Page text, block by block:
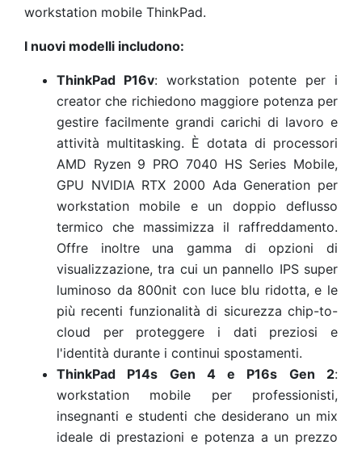
workstation mobile ThinkPad.
I nuovi modelli includono:
ThinkPad P16v: workstation potente per i
creator che richiedono maggiore potenza per
gestire facilmente grandi carichi di lavoro e
attività multitasking. È dotata di processori
AMD Ryzen 9 PRO 7040 HS Series Mobile,
GPU NVIDIA RTX 2000 Ada Generation per
workstation mobile e un doppio deflusso
termico che massimizza il raffreddamento.
Offre inoltre una gamma di opzioni di
visualizzazione, tra cui un pannello IPS super
luminoso da 800nit con luce blu ridotta, e le
più recenti funzionalità di sicurezza chip-to-
cloud per proteggere i dati preziosi e
l'identità durante i continui spostamenti.
ThinkPad P14s Gen 4 e P16s Gen 2:
workstation mobile per professionisti,
insegnanti e studenti che desiderano un mix
ideale di prestazioni e potenza a un prezzo